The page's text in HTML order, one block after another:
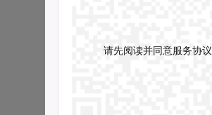
请先阅读并同意服务协议